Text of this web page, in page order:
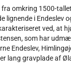
omkring 1500-tallet
lignende i
ved, at
som har
Endeslev,
lang gravplade af